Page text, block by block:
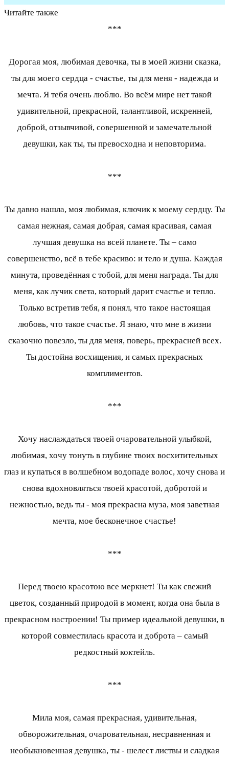
Читайте также
***
Дорогая моя, любимая девочка, ты в моей жизни сказка,
ты для моего сердца - счастье, ты для меня - надежда и
мечта. Я тебя очень люблю. Во всём мире нет такой
удивительной, прекрасной, талантливой, искренней,
доброй, отзывчивой, совершенной и замечательной
девушки, как ты, ты превосходна и неповторима.
***
Ты давно нашла, моя любимая, ключик к моему сердцу. Ты
самая нежная, самая добрая, самая красивая, самая
лучшая девушка на всей планете. Ты – само
совершенство, всё в тебе красиво: и тело и душа. Каждая
минута, проведённая с тобой, для меня награда. Ты для
меня, как лучик света, который дарит счастье и тепло.
Только встретив тебя, я понял, что такое настоящая
любовь, что такое счастье. Я знаю, что мне в жизни
сказочно повезло, ты для меня, поверь, прекрасней всех.
Ты достойна восхищения, и самых прекрасных
комплиментов.
***
Хочу наслаждаться твоей очаровательной улыбкой,
любимая, хочу тонуть в глубине твоих восхитительных
глаз и купаться в волшебном водопаде волос, хочу снова и
снова вдохновляться твоей красотой, добротой и
нежностью, ведь ты - моя прекрасна муза, моя заветная
мечта, мое бесконечное счастье!
***
Перед твоею красотою все меркнет! Ты как свежий
цветок, созданный природой в момент, когда она была в
прекрасном настроении! Ты пример идеальной девушки, в
которой совместилась красота и доброта – самый
редкостный коктейль.
***
Мила моя, самая прекрасная, удивительная,
обворожительная, очаровательная, несравненная и
необыкновенная девушка, ты - шелест листвы и сладкая